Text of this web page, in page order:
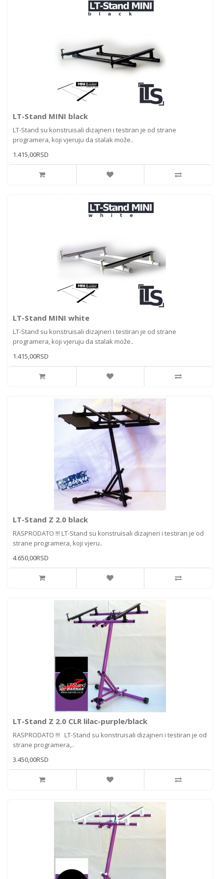
LT-Stand MINI black
LT-Stand su konstruisali dizajneri i testiran je od strane
programera, koji vjeruju da stalak može..
1.415,00RSD
LT-Stand MINI white
LT-Stand su konstruisali dizajneri i testiran je od strane
programera, koji vjeruju da stalak može..
1.415,00RSD
LT-Stand Z 2.0 black
RASPRODATO !!! LT-Stand su konstruisali dizajneri i testiran je od
strane programera, koji vjeru..
4.650,00RSD
LT-Stand Z 2.0 CLR lilac-purple/black
RASPRODATO !!! LT-Stand su konstruisali dizajneri i testiran je od
strane programera,..
3.450,00RSD